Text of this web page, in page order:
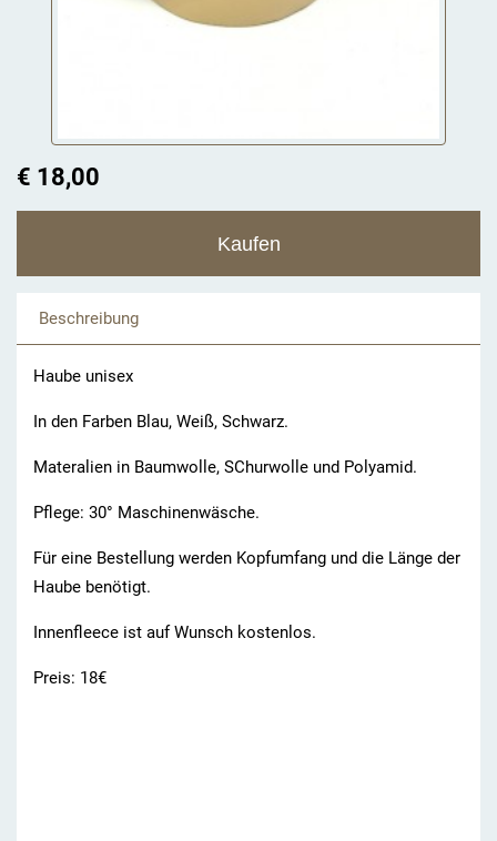
€ 18,00
Beschreibung
Haube unisex
In den Farben Blau, Weiß, Schwarz.
Materalien in Baumwolle, SChurwolle und Polyamid.
Pflege: 30° Maschinenwäsche.
Für eine Bestellung werden Kopfumfang und die Länge der
Haube benötigt.
Innenfleece ist auf Wunsch kostenlos.
Preis: 18€